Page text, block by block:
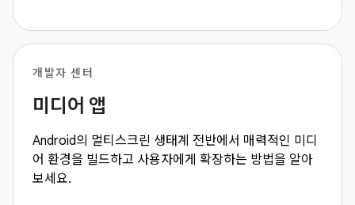
개발자 센터
미디어 앱
Android의 멀티스크린 생태계 전반에서 매력적인 미디
어 환경을 빌드하고 사용자에게 확장하는 방법을 알아
보세요.